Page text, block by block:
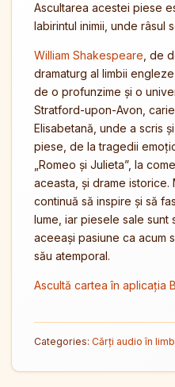
Ascultarea acestei piese
labirintul inimii, unde râsul
William Shakespeare , de
dramaturg al limbii
de o profunzime și o
Stratford-upon-Avon,
Elisabetană, unde a scris
piese, de la tragedii
„Romeo și Julieta”, la
aceasta, și drame istorice.
continuă să inspire și să
lume, iar piesele sale sunt
aceeași pasiune ca acum
său atemporal.
Ascultă cartea în aplicația
Categories: Cărți audio în